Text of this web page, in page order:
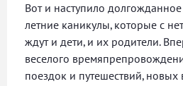
Вот и наступило
летние каникулы, которые с
ждут и дети, и их родители.
веселого
поездок и путешествий,